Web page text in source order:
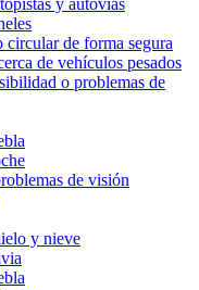
y autovías
circular de forma segura
de vehículos pesados
o problemas de
de visión
y nieve